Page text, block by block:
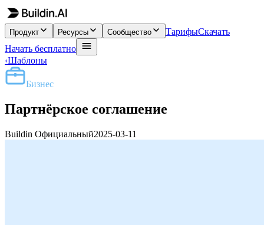
Продукт Ресурсы Сообщество ТарифыСкачать
Начать бесплатно
‹Шаблоны
Бизнес
Партнёрское соглашение
Buildin Официальный2025-03-11